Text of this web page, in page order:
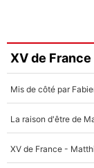
XV de France